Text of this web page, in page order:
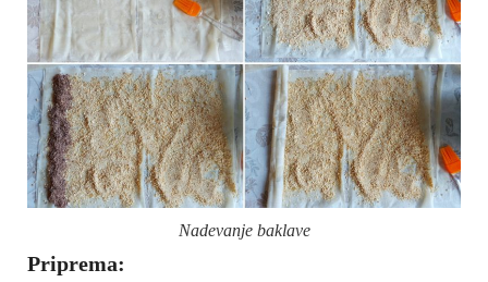
Nadevanje baklave
Priprema: